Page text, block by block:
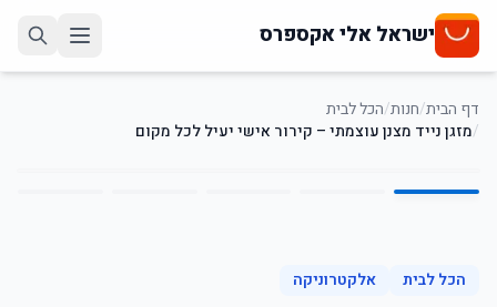
ישראל אלי אקספרס
דף הבית/חנות/הכל לבית
/מזגן נייד מצנן עוצמתי – קירור אישי יעיל לכל מקום
1
/
5
הכל לבית אלקטרוניקה